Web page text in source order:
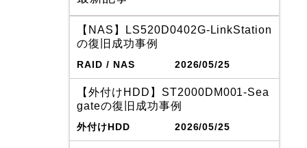
【NAS】LS520D0402G-LinkStation
の復旧成功事例
RAID / NAS 2026/05/25
【外付けHDD】ST2000DM001-Sea
gateの復旧成功事例
外付けHDD 2026/05/25